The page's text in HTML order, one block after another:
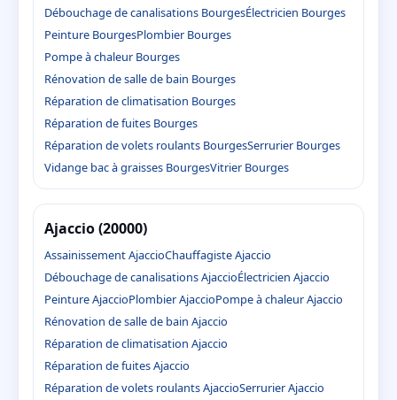
Débouchage de canalisations BourgesÉlectricien Bourges
Peinture BourgesPlombier Bourges
Pompe à chaleur Bourges
Rénovation de salle de bain Bourges
Réparation de climatisation Bourges
Réparation de fuites Bourges
Réparation de volets roulants BourgesSerrurier Bourges
Vidange bac à graisses BourgesVitrier Bourges
Ajaccio (20000)
Assainissement AjaccioChauffagiste Ajaccio
Débouchage de canalisations AjaccioÉlectricien Ajaccio
Peinture AjaccioPlombier AjaccioPompe à chaleur Ajaccio
Rénovation de salle de bain Ajaccio
Réparation de climatisation Ajaccio
Réparation de fuites Ajaccio
Réparation de volets roulants AjaccioSerrurier Ajaccio